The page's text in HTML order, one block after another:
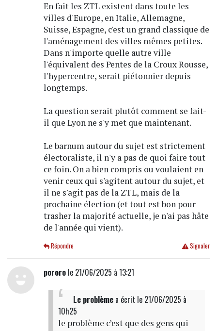
En fait les ZTL existent dans toute les
villes d'Europe, en Italie, Allemagne,
Suisse, Espagne, c'est un grand classique de
l'aménagement des villes mêmes petites.
Dans n'importe quelle autre ville
l'équivalent des Pentes de la Croux Rousse,
l'hypercentre, serait piétonnier depuis
longtemps.
La question serait plutôt comment se fait-
il que Lyon ne s'y met que maintenant.
Le barnum autour du sujet est strictement
électoraliste, il n'y a pas de quoi faire tout
ce foin. On a bien compris ou voulaient en
venir ceux qui s'agitent autour du sujet, et
il ne s'agit pas de la ZTL, mais de la
prochaine élection (et tout est bon pour
trasher la majorité actuelle, je n'ai pas hâte
de l'année qui vient).
Signaler
Répondre
pororole 21/06/2025 à 13:21
Le problèmea écrit le 21/06/2025 à
10h25
le problème c’est que des gens qui